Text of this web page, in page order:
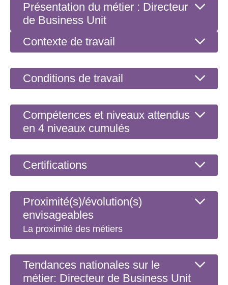
Présentation du métier : Directeur
de Business Unit
Contexte de travail
Conditions de travail
Compétences et niveaux attendus
en 4 niveaux cumulés
Certifications
Proximité(s)/évolution(s)
envisageables
La proximité des métiers
Tendances nationales sur le
métier: Directeur de Business Unit